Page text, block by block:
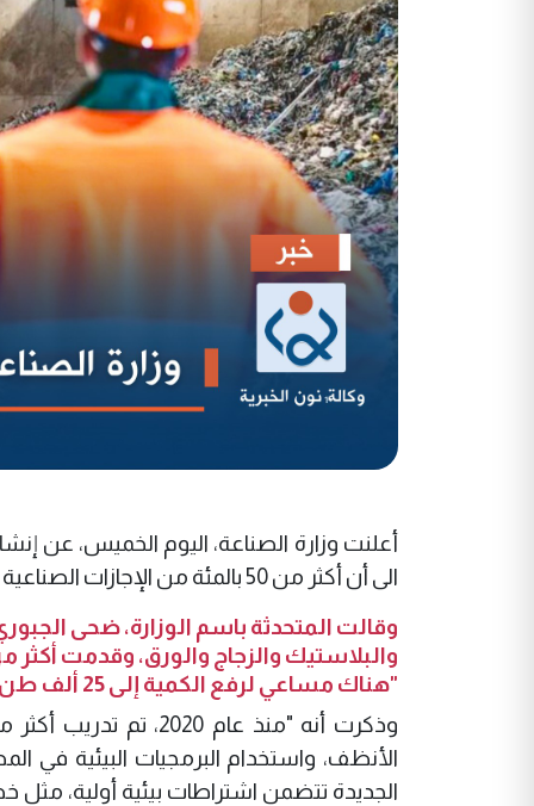
الى أن أكثر من 50 بالمئة من الإجازات الصناعية الجديدة تتضمن اشتراطات بيئية أولية.
"هناك مساعي لرفع الكمية إلى 25 ألف طن سنوياً بحلول 2030".
الجديدة تتضمن اشتراطات بيئية أولية، مثل